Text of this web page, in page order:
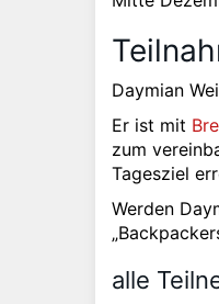
Daymian
Er ist mit
zum
Tagesziel
Werden
alle